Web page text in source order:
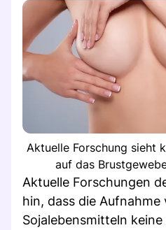
Aktuelle Forschung sieht
auf das
Aktuelle Forschungen
hin, dass die Aufnahme
Sojalebensmitteln